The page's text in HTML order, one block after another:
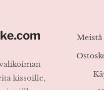
kissoille,
Meistä